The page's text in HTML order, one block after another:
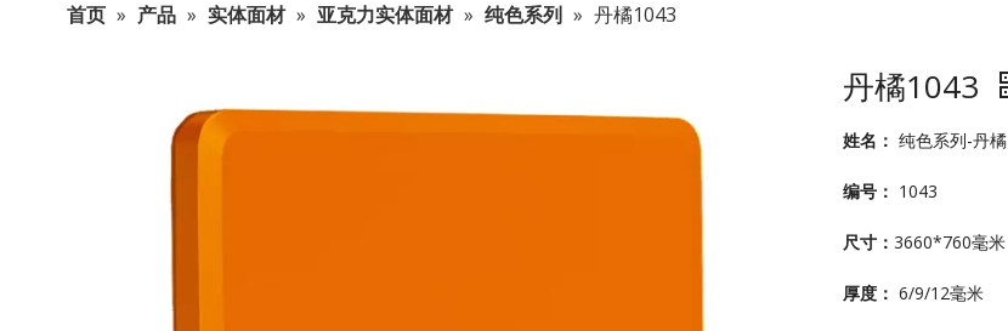
首页 » 产品 » 实体面材 » 亚克力实体面材 » 纯色系列 » 丹橘1043
丹橘1043
姓名： 纯色系列-丹橘
编号： 1043
尺寸：3660*760毫米
厚度： 6/9/12毫米